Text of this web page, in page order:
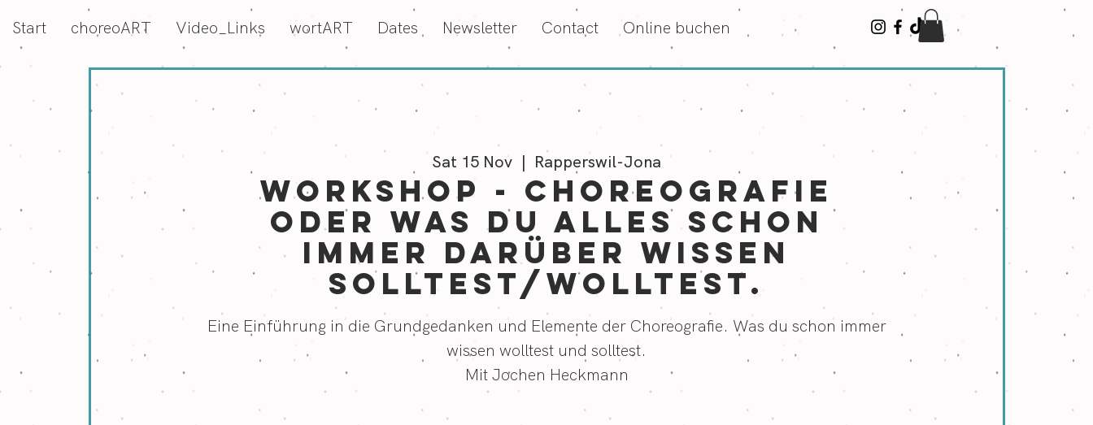
Start choreoART Video_Links wortART Dates Newsletter Contact Online buchen
Sat 15 Nov
  |
Rapperswil-Jona
Workshop - CHOREOGRAFIE
oder was du alles schon
immer darüber wissen
solltest/wolltest.
Eine Einführung in die Grundgedanken und Elemente der Choreografie. Was du schon immer
wissen wolltest und solltest.
Mit Jochen Heckmann